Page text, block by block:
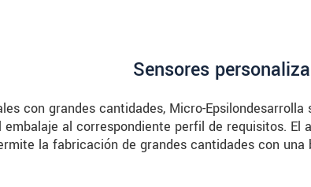
Sensores
con grandes cantidades, Micro-
al correspondiente perfil de requisitos.
la fabricación de grandes cantidades con